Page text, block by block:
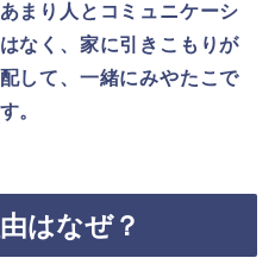
まり人とコミュニケーシ
なく、家に引きこもりが
して、一緒にみやたこで
。
はなぜ？